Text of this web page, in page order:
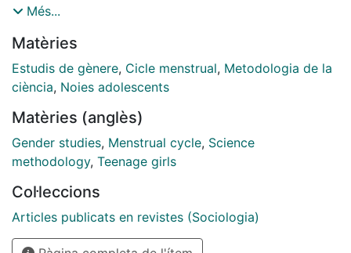
y evaluar la aceptabilidad de una intervención de
Educación Secundaria Obligatoria en Cataluña. (...)
Més...
Matèries
Estudis de gènere, Cicle menstrual, Metodologia de la
ciència, Noies adolescents
Matèries (anglès)
Gender studies, Menstrual cycle, Science
methodology, Teenage girls
Col·leccions
Articles publicats en revistes (Sociologia)